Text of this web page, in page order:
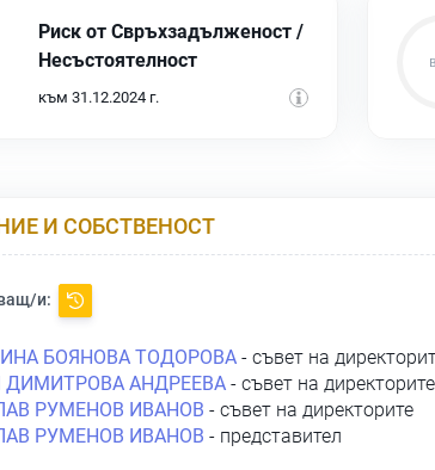
Риск от Свръхзадълженост /
Несъстоятелност
към 31.12.2024 г.
И СОБСТВЕНОСТ
и:
БОЯНОВА ТОДОРОВА - съвет на
ДИМИТРОВА АНДРЕЕВА - съвет на директорите
РУМЕНОВ ИВАНОВ - съвет на директорите
РУМЕНОВ ИВАНОВ - представител